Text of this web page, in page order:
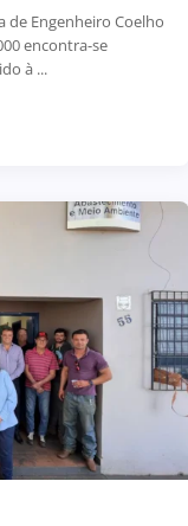
de Engenheiro Coelho
encontra-se
à ...